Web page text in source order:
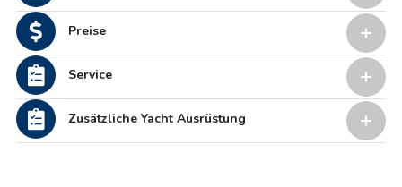
Preise
Service
Zusätzliche Yacht Ausrüstung